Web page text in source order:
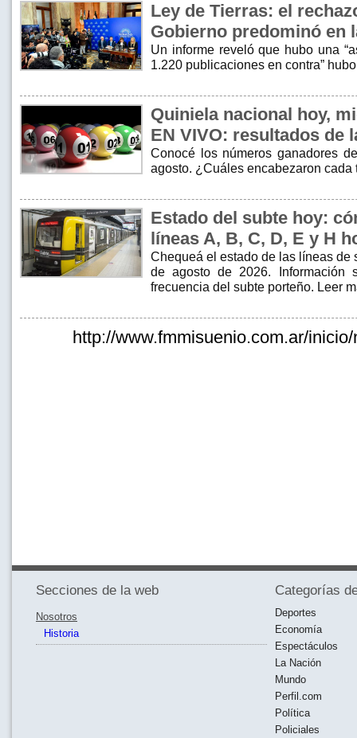
Ley de Tierras: el
Gobierno predominó en
Un informe reveló que hubo una
1.220 publicaciones en contra”
Quiniela nacional hoy,
EN VIVO: resultados de
Conocé los números ganadores
agosto. ¿Cuáles encabezaron cada
Estado del subte hoy:
líneas A, B, C, D, E y H
Chequeá el estado de las líneas de
de agosto de 2026. Información
frecuencia del subte porteño. Leer
http://www.fmmisuenio.com.ar/
Secciones de la web
Nosotros
Historia
Categorías
Deportes
Economía
Espectáculos
La Nación
Mundo
Perfil.com
Política
Policiales